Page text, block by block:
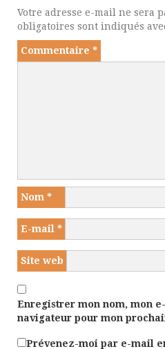
Votre adresse e-mail ne sera
obligatoires sont indiqués
Commentaire *
Nom *
E-mail *
Site web
Enregistrer mon nom, mon
navigateur pour mon
Prévenez-moi par e-mail